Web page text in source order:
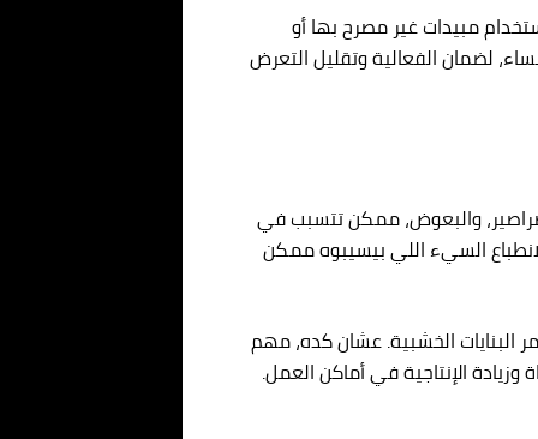
مبيدات غير مصرح بها أو
لضمان الفعالية وتقليل التعرض
والبعوض، ممكن تتسبب في
السيء اللي بيسيبوه ممكن
الخشبية. عشان كده، مهم
الإنتاجية في أماكن العمل.